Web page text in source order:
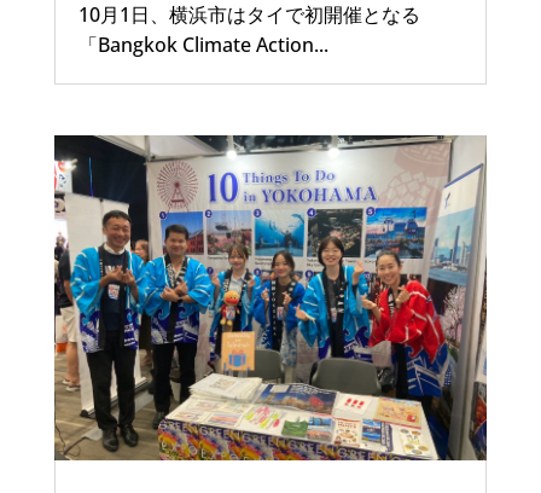
10月1日、横浜市はタイで初開催となる
「Bangkok Climate Action...